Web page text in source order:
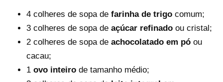
4 colheres de sopa de farinha de trigocomum;
3 colheres de sopa de açúcar refinadoou cristal;
2 colheres de sopa de achocolatado em póou
cacau;
1 ovo inteirode tamanho médio;